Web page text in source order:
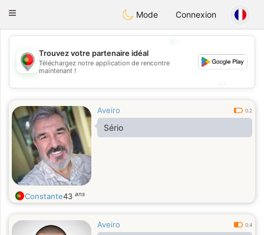
namoro Portugues
Toggle
Mode Connexion
💖
💕
Trouvez votre partenaire idéal
Téléchargez notre application de rencontre
maintenant !
Aveiro 0.2
Sério
Constante43 ans
Aveiro 0.4